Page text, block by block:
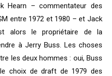
Hearn – commentateur des
entre 1972 et 1980 – et Jack
alors le propriétaire de la
à Jerry Buss. Les choses
les deux hommes : oui, Buss
choix de draft de 1979 des